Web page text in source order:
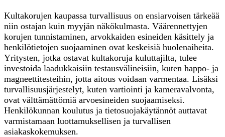
Kultakorujen kaupassa turvallisuus on ensiarvoisen tärkeää
niin ostajan kuin myyjän näkökulmasta. Väärennettyjen
korujen tunnistaminen, arvokkaiden esineiden käsittely ja
henkilötietojen suojaaminen ovat keskeisiä huolenaiheita.
Yritysten, jotka ostavat kultakoruja kuluttajilta, tulee
investoida laadukkaisiin testausvälineisiin, kuten happo- ja
magneettitesteihin, jotta aitous voidaan varmentaa. Lisäksi
turvallisuusjärjestelyt, kuten vartiointi ja kameravalvonta,
ovat välttämättömiä arvoesineiden suojaamiseksi.
Henkilökunnan koulutus ja tietosuojakäytännöt auttavat
varmistamaan luottamuksellisen ja turvallisen
asiakaskokemuksen.